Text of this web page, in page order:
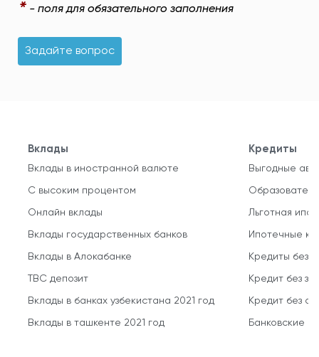
* - поля для обязательного заполнения
Задайте вопрос
Вклады
Вклады в иностранной валюте
С высоким процентом
Онлайн вклады
Вклады государственных банков
Вклады в Алокабанке
TBC депозит
Вклады в банках узбекистана 2021 год
Вклады в ташкенте 2021 год
Кредиты
Выгодные
Льготная
Ипотечные
Кредиты без
Кредит без
Кредит без
Банковские